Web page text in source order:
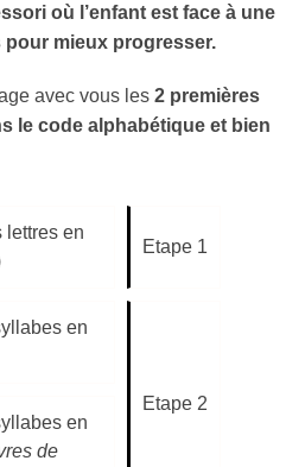
où l’enfant est face à une
mieux progresser.
avec vous les 2 premières
le code alphabétique et bien
lettres en
Etape 1
en
Etape 2
en
de